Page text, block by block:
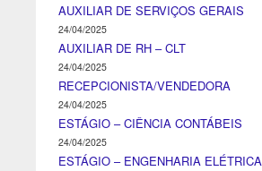
AUXILIAR DE SERVIÇOS GERAIS
24/04/2025
AUXILIAR DE RH – CLT
24/04/2025
RECEPCIONISTA/VENDEDORA
24/04/2025
ESTÁGIO – CIÊNCIA CONTÁBEIS
24/04/2025
ESTÁGIO – ENGENHARIA ELÉTRICA